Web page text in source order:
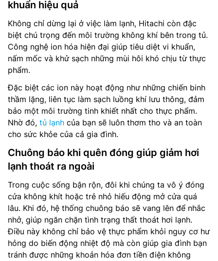
khuẩn hiệu quả
Không chỉ dừng lại ở việc làm lạnh, Hitachi còn đặc
biệt chú trọng đến môi trường không khí bên trong tủ.
Công nghệ ion hóa hiện đại giúp tiêu diệt vi khuẩn,
nấm mốc và khử sạch những mùi hôi khó chịu từ thực
phẩm.
Đặc biệt các ion này hoạt động như những chiến binh
thầm lặng, liên tục làm sạch luồng khí lưu thông, đảm
bảo một môi trường tinh khiết nhất cho thực phẩm.
Nhờ đó, tủ lạnh của bạn sẽ luôn thơm tho và an toàn
cho sức khỏe của cả gia đình.
Chuông báo khi quên đóng giúp giảm hơi
lạnh thoát ra ngoài
Trong cuộc sống bận rộn, đôi khi chúng ta vô ý đóng
cửa không khít hoặc trẻ nhỏ hiếu động mở cửa quá
lâu. Khi đó, hệ thống chuông báo sẽ vang lên để nhắc
nhở, giúp ngăn chặn tình trạng thất thoát hơi lạnh.
Điều này không chỉ bảo vệ thực phẩm khỏi nguy cơ hư
hỏng do biến động nhiệt độ mà còn giúp gia đình bạn
tránh được những khoản hóa đơn tiền điện không